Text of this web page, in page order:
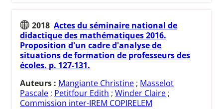
2018 Actes du séminaire national de
didactique des mathématiques 2016.
Proposition d'un cadre d'analyse de
situations de formation de professeurs des
écoles. p. 127-131.
Auteurs : Mangiante Christine ; Masselot
Pascale ; Petitfour Edith ; Winder Claire ;
Commission inter-IREM COPIRELEM